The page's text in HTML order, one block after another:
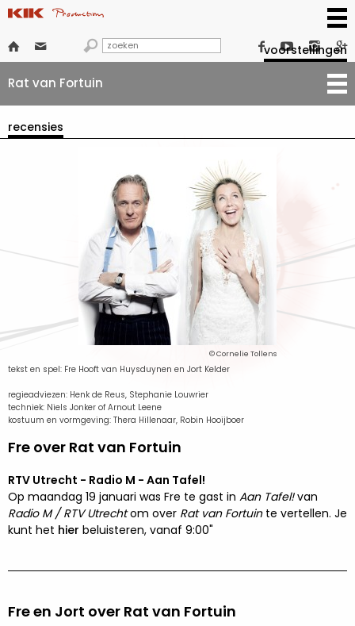
      
voorstellingen
Rat van Fortuin
recensies
© Cornelie Tollens
tekst en spel: Fre Hooft van Huysduynen en Jort Kelder
regieadviezen: Henk de Reus, Stephanie Louwrier
techniek: Niels Jonker of Arnout Leene
kostuum en vormgeving: Thera Hillenaar, Robin Hooijboer
Fre over Rat van Fortuin
RTV Utrecht - Radio M - Aan Tafel!
Op maandag 19 januari was Fre te gast in Aan Tafel!van
Radio M / RTV Utrechtom over Rat van Fortuinte vertellen. Je
kunt het hier beluisteren, vanaf 9:00"
Fre en Jort over Rat van Fortuin